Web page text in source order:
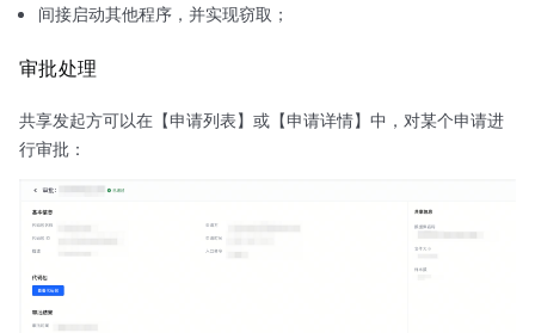
间接启动其他程序，并实现窃取；
审批处理
共享发起方可以在【申请列表】或【申请详情】中，对某个申请进
行审批：